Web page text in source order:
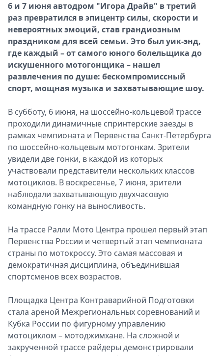
2026
Скачай
Metro
6 и 7 июня автодром "Игора Драйв" в третий
раз превратился в эпицентр силы, скорости и
невероятных эмоций, став грандиозным
праздником для всей семьи. Это был уик-энд,
где каждый – от самого юного болельщика до
искушенного мотогонщика – нашел
развлечения по душе: бескомпромиссный
спорт, мощная музыка и захватывающие шоу.
В субботу, 6 июня, на шоссейно-кольцевой трассе
проходили динамичные спринтерские заезды в
рамках чемпионата и Первенства Санкт-Петербурга
по шоссейно-кольцевым мотогонкам. Зрители
увидели две гонки, в каждой из которых
участвовали представители нескольких классов
мотоциклов. В воскресенье, 7 июня, зрители
наблюдали захватывающую двухчасовую
командную гонку на выносливость.
На трассе Ралли Мото Центра прошел первый этап
Первенства России и четвертый этап чемпионата
страны по мотокроссу. Это самая массовая и
демократичная дисциплина, объединившая
спортсменов всех возрастов.
Площадка Центра Контраварийной Подготовки
стала ареной Межрегиональных соревнований и
Кубка России по фигурному управлению
мотоциклом – мотоджимхане. На сложной и
закрученной трассе райдеры демонстрировали